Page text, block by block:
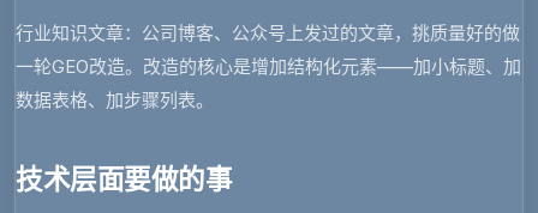
行业知识文章：公司博客、公众号上发过的文章，挑质量好的做
一轮GEO改造。改造的核心是增加结构化元素——加小标题、加
数据表格、加步骤列表。
技术层面要做的事